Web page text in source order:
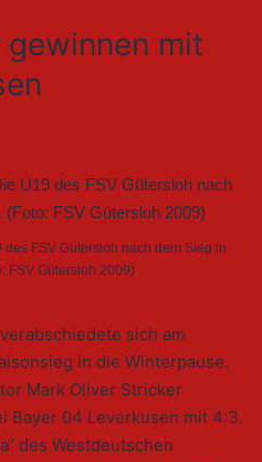
gewinnen mit
FSV Gütersloh nach dem Sieg in
FSV Gütersloh 2009)
sich am
in die Winterpause.
Mark Oliver Stricker
Bayer 04 Leverkusen mit 4:3.
des Westdeutschen